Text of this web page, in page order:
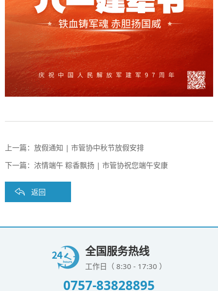
上一篇： 放假通知 | 市管协中秋节放假安排
下一篇： 浓情端午 粽香飘扬 | 市管协祝您端午安康
返回
全国服务热线
工作日（ 8:30 - 17:30 ）
0757-83828895